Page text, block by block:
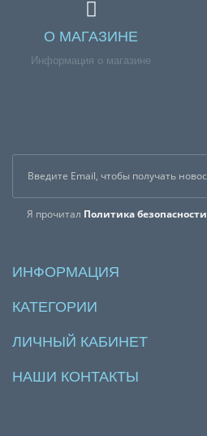
О МАГАЗИНЕ
Информация о магазине
Я прочитал Политика безопасности
ИНФОРМАЦИЯ
КАТЕГОРИИ
ЛИЧНЫЙ КАБИНЕТ
НАШИ КОНТАКТЫ